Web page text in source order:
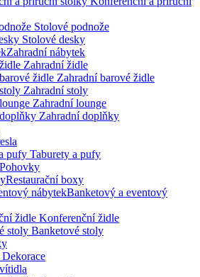
Stolové podnože
Stolové desky
Zahradní nábytek
Zahradní židle
Zahradní barové židle
Zahradní stoly
Zahradní lounge
Zahradní doplňky
Taburety a pufy
Pohovky
Restaurační boxy
Banketový a eventový
Konferenční židle
Banketové stoly
Dekorace